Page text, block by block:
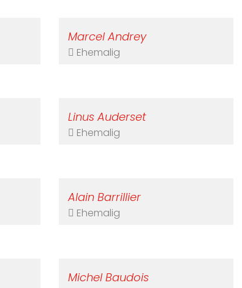
Marcel Andrey
Ehemalig
Linus Auderset
Ehemalig
Alain Barrillier
Ehemalig
Michel Baudois